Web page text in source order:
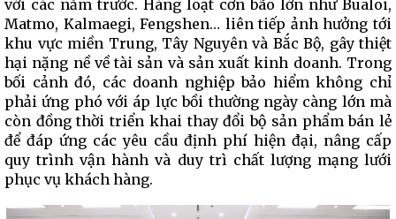
với các năm trước. Hàng loạt cơn bão lớn như Bualoi,
Matmo, Kalmaegi, Fengshen… liên tiếp ảnh hưởng tới
khu vực miền Trung, Tây Nguyên và Bắc Bộ, gây thiệt
hại nặng nề về tài sản và sản xuất kinh doanh. Trong
bối cảnh đó, các doanh nghiệp bảo hiểm không chỉ
phải ứng phó với áp lực bồi thường ngày càng lớn mà
còn đồng thời triển khai thay đổi bộ sản phẩm bán lẻ
để đáp ứng các yêu cầu định phí hiện đại, nâng cấp
quy trình vận hành và duy trì chất lượng mạng lưới
phục vụ khách hàng.